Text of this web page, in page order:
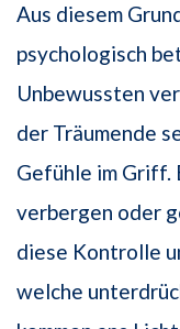
Aus diesem
psychologisch
Unbewussten
der Träumende
Gefühle im Griff.
verbergen oder
diese Kontrolle
welche